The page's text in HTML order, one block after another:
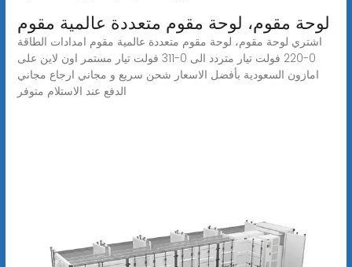
لوحة مقوم، لوحة مقوم متعددة عالمية مقوم
اشتري لوحة مقوم، لوحة مقوم متعددة عالمية مقوم امدادات الطاقة
0-220 فولت تيار متردد الى 0-311 فولت تيار مستمر اون لاين على
امازون السعودية بأفضل الاسعار شحن سريع و مجاني ارجاع مجاني
الدفع عند الاستلام متوفر